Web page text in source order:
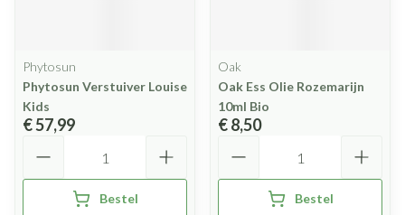
Phytosun
Phytosun Verstuiver Louise
Kids
€ 57,99
Bestel
Oak
Oak Ess Olie Rozemarijn
10ml Bio
€ 8,50
Bestel